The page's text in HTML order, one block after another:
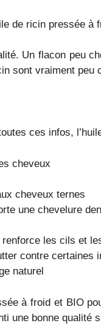
de ricin pressée
Un flacon peu
sont vraiment
ces infos,
cheveux
cheveux ternes
une chevelure
les cils et
contre certaines
naturel
à froid et BIO
une bonne qualité